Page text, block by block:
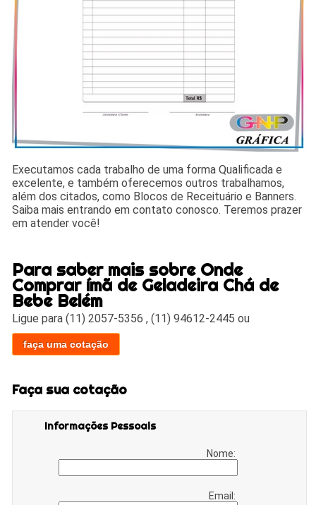
Executamos cada trabalho de uma forma Qualificada e
excelente, e também oferecemos outros trabalhamos,
além dos citados, como Blocos de Receituário e Banners.
Saiba mais entrando em contato conosco. Teremos prazer
em atender você!
Para saber mais sobre Onde
Comprar ímã de Geladeira Chá de
Bebe Belém
Ligue para(11) 2057-5356 ,(11) 94612-2445 ou
faça uma cotação
Faça sua cotação
Informações Pessoais
Nome:
Email: